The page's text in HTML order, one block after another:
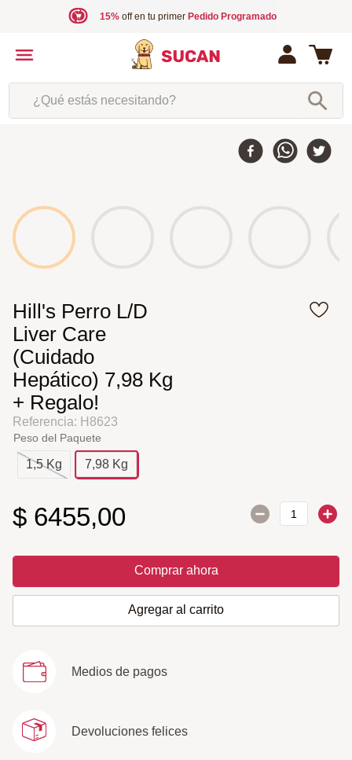
15%off en tu primer Pedido Programado
¿Qué estás necesitando?
Hill's Perro L/D
Liver Care
(Cuidado
Hepático) 7,98 Kg
+ Regalo!
Referencia: H8623
Peso del Paquete
1,5 Kg 7,98 Kg
$ 6455,00
Comprar ahora
Agregar al carrito
Medios de pagos
Devoluciones felices